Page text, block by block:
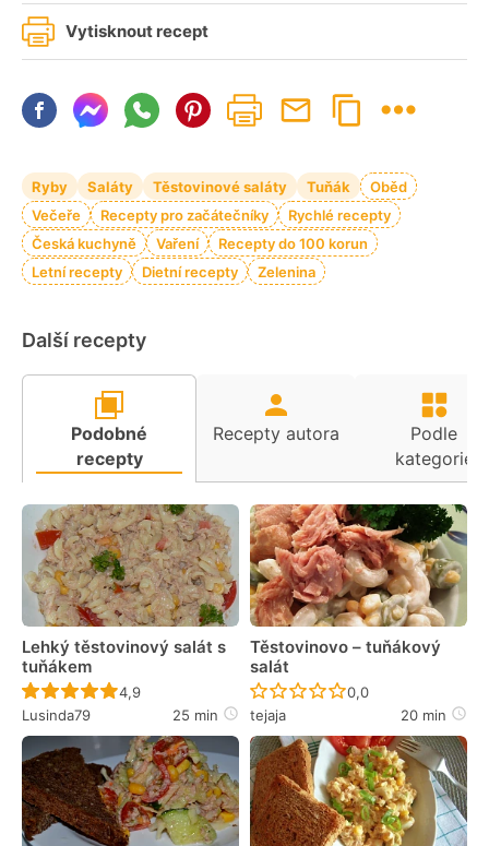
Vytisknout recept
Ryby Saláty Těstovinové saláty Tuňák
Oběd
Večeře
Recepty pro začátečníky
Rychlé recepty
Česká kuchyně
Vaření
Recepty do 100 korun
Letní recepty
Dietní recepty Zelenina
Další recepty
Podobné
recepty
Recepty autora
Podle
kategorie
Lehký těstovinový salát s
tuňákem
Recept ještě nebyl hodnocen
4,9
Lusinda79
25 min
Těstovinovo – tuňákový
salát
Recept ještě nebyl
0,0
tejaja
20 min